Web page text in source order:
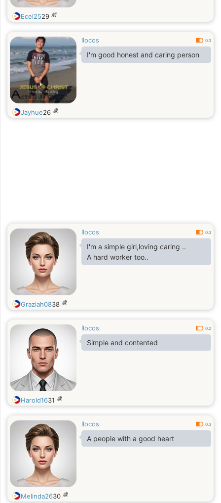
Ecel2529 歳
Ilocos 0.3
I'm good honest and caring person
Jayhue26 歳
Ilocos 0.3
I'm a simple girl,loving caring ..
A hard worker too..
Graziah0838 歳
Ilocos 0.2
Simple and contented
Harold1631 歳
Ilocos 0.3
A people with a good heart
Melinda2630 歳